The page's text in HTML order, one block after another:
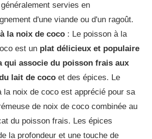
servies en
d'une viande ou d'un ragoût.
la noix de coco : Le poisson à la
est un plat délicieux et populaire
qui associe du poisson frais aux
lait de coco et des épices. Le
la noix de coco est apprécié pour sa
de noix de coco combinée au
du poisson frais. Les épices
la profondeur et une touche de